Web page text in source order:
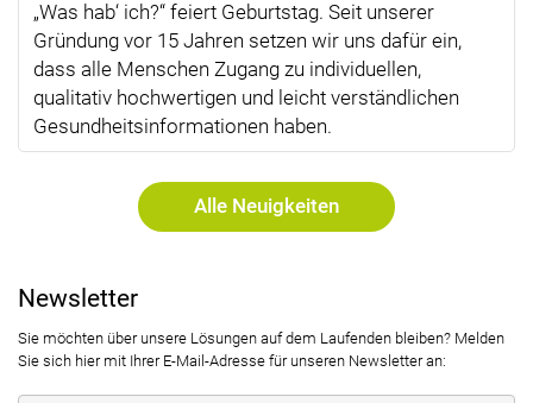
„Was hab‘ ich?“ feiert Geburtstag. Seit unserer
Gründung vor 15 Jahren setzen wir uns dafür ein,
dass alle Menschen Zugang zu individuellen,
qualitativ hochwertigen und leicht verständlichen
Gesundheitsinformationen haben.
Alle Neuigkeiten
Newsletter
Sie möchten über unsere Lösungen auf dem Laufenden bleiben? Melden
Sie sich hier mit Ihrer E-Mail-Adresse für unseren Newsletter an: